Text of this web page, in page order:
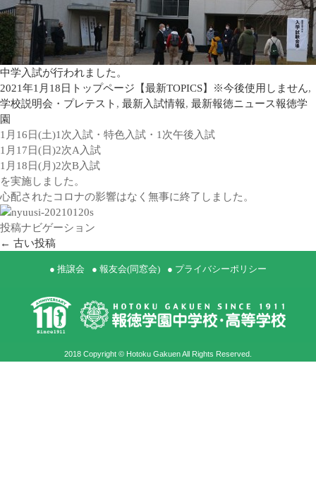
中学入試が行われました。
2021年1月18日 トップページ【最新TOPICS】※今後使用しません,
学校説明会・プレテスト , 最新入試情報, 最新報徳ニュース報徳学
園
1月16日(土)1次入試・特色入試・1次午後入試
1月17日(日)2次A入試
1月18日(月)2次B入試
を実施しました。
心配されたコロナの影響はなく無事に終了しました。
投稿ナビゲーション
← 古い投稿
● 推譲会 ● 報友会(同窓会) ● プライバシーポリシー
2018 Copyright © Hotoku Gakuen All Rights Reserved.